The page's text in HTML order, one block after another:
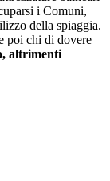
i Comuni,
della spiaggia.
poi chi di dovere
altrimenti